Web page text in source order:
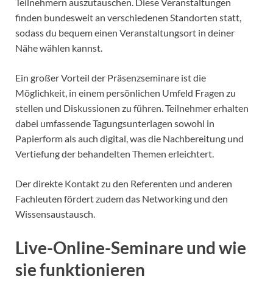
finden bundesweit an verschiedenen Standorten statt,
sodass du bequem einen Veranstaltungsort in deiner
Nähe wählen kannst.
Ein großer Vorteil der Präsenzseminare ist die
Möglichkeit, in einem persönlichen Umfeld Fragen zu
stellen und Diskussionen zu führen. Teilnehmer erhalten
dabei umfassende Tagungsunterlagen sowohl in
Papierform als auch digital, was die Nachbereitung und
Vertiefung der behandelten Themen erleichtert.
Der direkte Kontakt zu den Referenten und anderen
Fachleuten fördert zudem das Networking und den
Wissensaustausch.
Live-Online-Seminare und wie
sie funktionieren